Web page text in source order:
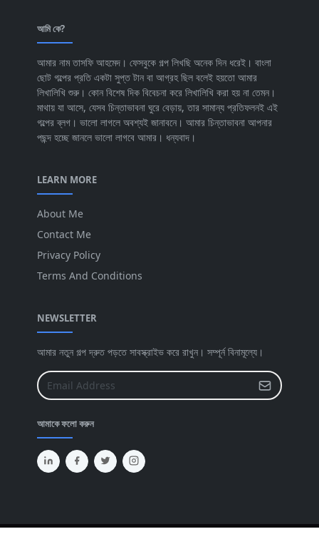
আমি কে?
আমার নাম তাসফি আহমেদ। ফেসবুকে গল্প লিখছি অনেক দিন ধরেই। বাংলা
ছোট গল্পের প্রতি একটা সুপ্ত টান বা আগ্রহ ছিল বলেই হয়তো আমার
লিখালিখি শুরু। কোন বিশেষ দিক বিবেচনা করে লিখালিখি করা হয় না তেমন।
মাথায় যা আসে, যেসব চিন্তাভাবনা ঘুরে বেড়ায়, তার সামান্য প্রতিফলনই এই
গল্পের ব্লগ। ভালো লাগলে অবশ্যই জানাবনে। আমার চিন্তাভাবনা আপনার
পছন্দ হচ্ছে জানলে ভালো লাগবে আমার। ধন্যবাদ।
LEARN MORE
About Me
Contact Me
Privacy Policy
Terms And Conditions
NEWSLETTER
আমার নতুন গল্প দ্রুত পড়তে সাবস্ক্রাইভ করে রাখুন। সম্পূর্ন বিনামূল্যে।
আমাকে ফলো করুন